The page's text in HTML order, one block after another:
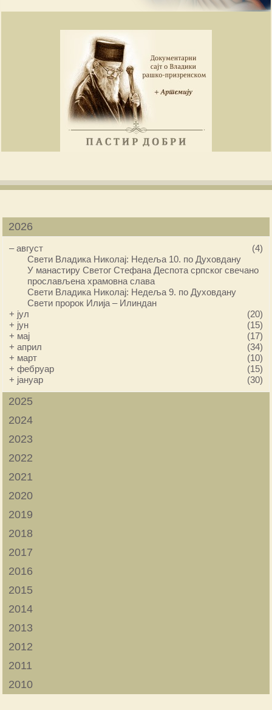
2026
–август
(4)
Свети Владика Николај: Недеља 10. по Духовдану
У манастиру Светог Стефана Деспота српског свечано
прослављена храмовна слава
Свети Владика Николај: Недеља 9. по Духовдану
Свети пророк Илија – Илиндан
+ јул
(20)
+ јун
(15)
+ мај
(17)
+април
(34)
+ март
(10)
+фебруар
(15)
+ јануар (30)
2025
2024
2023
2022
2021
2020
2019
2018
2017
2016
2015
2014
2013
2012
2011
2010